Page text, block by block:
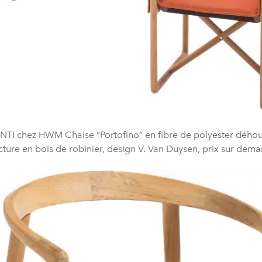
chez HWM Chaise “Portofino” en fibre de polyester
en bois de robinier, design V. Van Duysen, prix sur